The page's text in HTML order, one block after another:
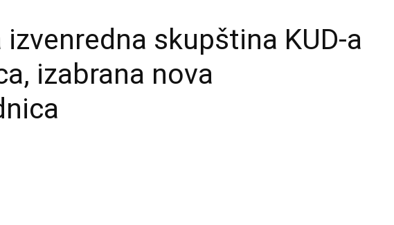
izvenredna skupština KUD-a
izabrana nova